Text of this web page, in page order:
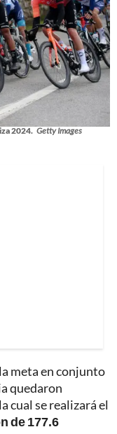
2024. Getty Images
meta en conjunto
quedaron
cual se realizará el
de 177.6